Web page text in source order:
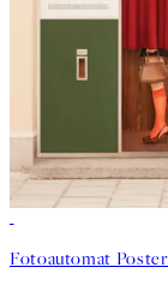
Fotoautomat Poster